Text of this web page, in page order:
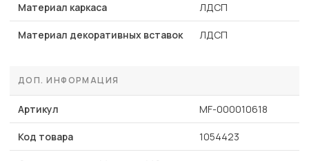
Материал каркаса ЛДСП
Материал декоративных вставок ЛДСП
ДОП. ИНФОРМАЦИЯ
Артикул MF-000010618
Код товара 1054423